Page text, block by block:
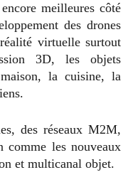
meilleures côté
des drones
virtuelle surtout
3D, les objets
la cuisine, la
des réseaux M2M,
comme les nouveaux
et multicanal objet.